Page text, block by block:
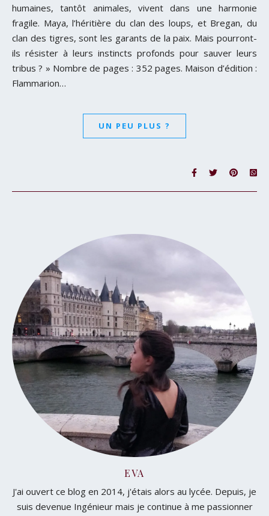
humaines, tantôt animales, vivent dans une harmonie
fragile. Maya, l’héritière du clan des loups, et Bregan, du
clan des tigres, sont les garants de la paix. Mais pourront-
ils résister à leurs instincts profonds pour sauver leurs
tribus ? » Nombre de pages : 352 pages. Maison d’édition :
Flammarion…
UN PEU PLUS ?
EVA
J'ai ouvert ce blog en 2014, j'étais alors au lycée. Depuis, je
suis devenue Ingénieur mais je continue à me passionner